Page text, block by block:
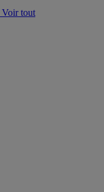
Voir tout